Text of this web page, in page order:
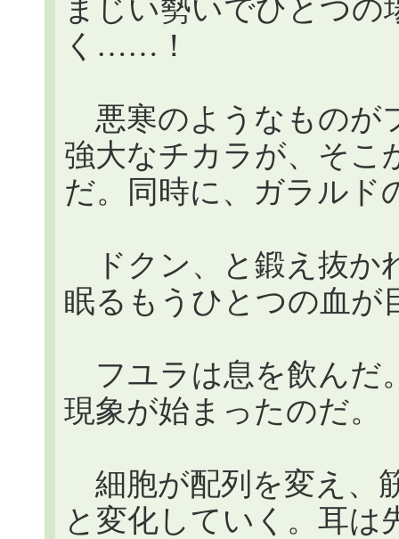
まじい勢いでひとつの
く……！
悪寒のようなものが
強大なチカラが、そこ
だ。同時に、ガラルド
ドクン、と鍛え抜か
眠るもうひとつの血が
フユラは息を飲んだ
現象が始まったのだ。
細胞が配列を変え、
と変化していく。耳は